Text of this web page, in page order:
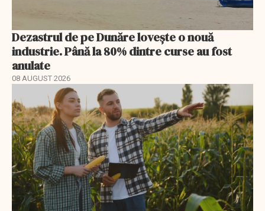
Dezastrul de pe Dunăre lovește o nouă
industrie. Până la 80% dintre curse au fost
anulate
08 AUGUST 2026